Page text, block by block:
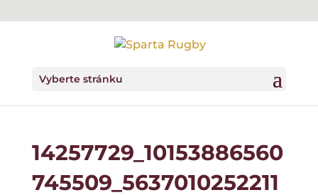
Vyberte stránku
14257729_10153886560
745509_5637010252211